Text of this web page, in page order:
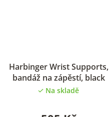
Harbinger Wrist Supports,
bandáž na zápěstí, black
Na skladě